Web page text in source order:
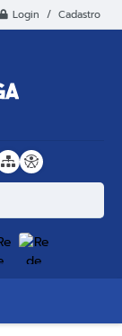
Login / Cadastro